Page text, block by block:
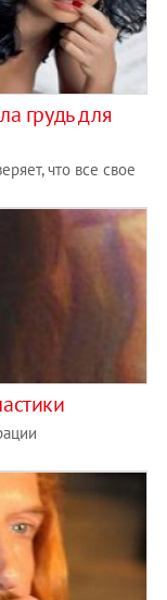
грудь для
что все свое